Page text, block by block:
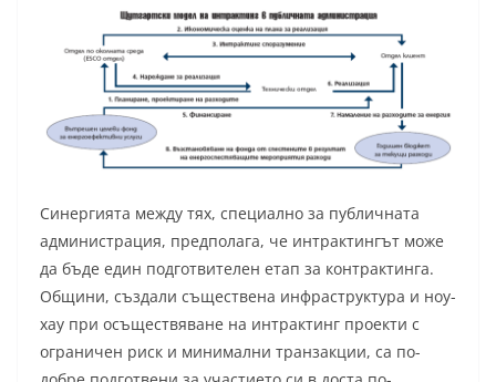
Синергията между тях, специално за публичната
администрация, предполага, че интрактингът може
да бъде един подготвителен етап за контрактинга.
Общини, създали съществена инфраструктура и ноу-
хау при осъществяване на интрактинг проекти с
ограничен риск и минимални транзакции, са по-